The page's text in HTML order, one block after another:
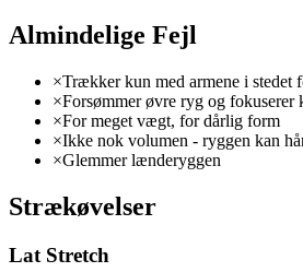
Almindelige Fejl
×Trækker kun med armene i stedet
×Forsømmer øvre ryg og fokuserer
×For meget vægt, for dårlig form
×Ikke nok volumen - ryggen kan
×Glemmer lænderyggen
Strækøvelser
Lat Stretch